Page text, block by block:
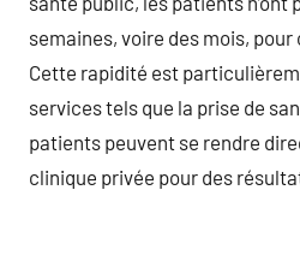
semaines, voire des mois,
Cette rapidité est
services tels que la prise de
patients peuvent se rendre
clinique privée pour des